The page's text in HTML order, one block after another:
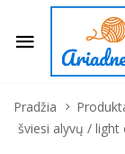
Pradžia
šviesi alyvų / light